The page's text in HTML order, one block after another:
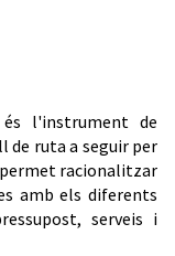
l'instrument de
de ruta a seguir per
racionalitzar
amb els diferents
serveis i